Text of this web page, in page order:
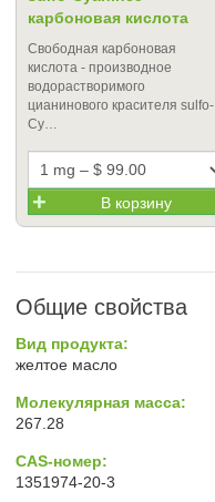
карбоновая кислота
Свободная карбоновая
кислота - производное
водорастворимого
цианинового красителя sulfo-
Cy…
В корзину
Общие свойства
Вид продукта:
желтое масло
Молекулярная масса:
267.28
CAS-номер:
1351974-20-3